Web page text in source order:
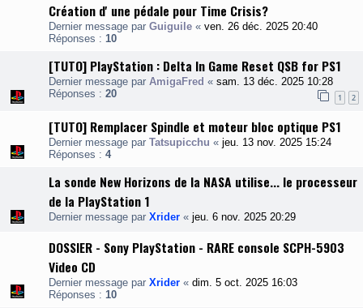
Création d' une pédale pour Time Crisis?
Dernier message par Guiguile « ven. 26 déc. 2025 20:40
Réponses : 10
[TUTO] PlayStation : Delta In Game Reset QSB for PS1
Dernier message par AmigaFred « sam. 13 déc. 2025 10:28
Réponses : 20 1 2
[TUTO] Remplacer Spindle et moteur bloc optique PS1
Dernier message par Tatsupicchu « jeu. 13 nov. 2025 15:24
Réponses : 4
La sonde New Horizons de la NASA utilise... le processeur
de la PlayStation 1
Dernier message par Xrider « jeu. 6 nov. 2025 20:29
DOSSIER - Sony PlayStation - RARE console SCPH-5903
Video CD
Dernier message par Xrider « dim. 5 oct. 2025 16:03
Réponses : 10